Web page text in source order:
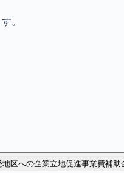
。
区への企業立地促進事業費補助